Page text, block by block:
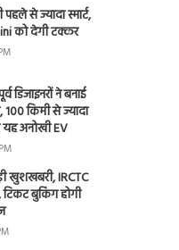
से ज्यादा स्मार्ट,
को देगी टक्कर
ने बनाई
100 किमी से ज्यादा
अनोखी EV
खुशखबरी, IRCTC
बुकिंग होगी